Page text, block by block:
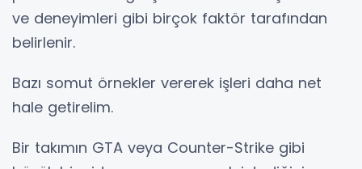
ve deneyimleri gibi birçok faktör tarafından
belirlenir.
Bazı somut örnekler vererek işleri daha net
hale getirelim.
Bir takımın GTA veya Counter-Strike gibi